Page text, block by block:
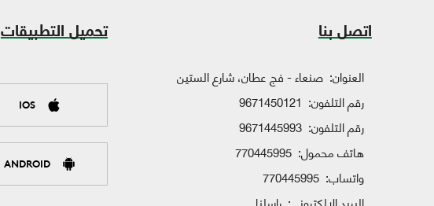
اتصل بنا
العنوان: صنعاء - فج عطان، شارع الستين
رقم التلفون: 9671450121
رقم التلفون: 9671445993
هاتف محمول: 770445995
واتساب: 770445995
تحميل التطبيقات
IOS
ANDROID